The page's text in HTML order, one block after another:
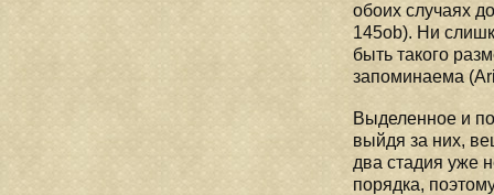
обоих случаях
145оb). Ни
быть такого
запоминаема
Выделенное и
выйдя за них,
два стадия уже
порядка,